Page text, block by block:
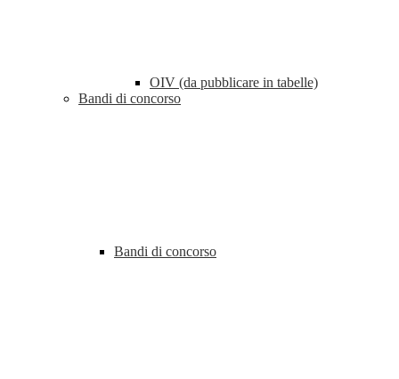
OIV (da pubblicare in tabelle)
Bandi di concorso
Bandi di concorso